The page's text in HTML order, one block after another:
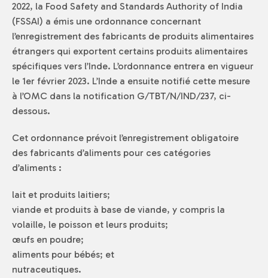
2022, la Food Safety and Standards Authority of India
(FSSAI) a émis une ordonnance concernant
l’enregistrement des fabricants de produits alimentaires
étrangers qui exportent certains produits alimentaires
spécifiques vers l’Inde. L’ordonnance entrera en vigueur
le 1er février 2023. L’Inde a ensuite notifié cette mesure
à l’OMC dans la notification G/TBT/N/IND/237, ci-
dessous.
Cet ordonnance prévoit l’enregistrement obligatoire
des fabricants d’aliments pour ces catégories
d’aliments :
lait et produits laitiers;
viande et produits à base de viande, y compris la
volaille, le poisson et leurs produits;
œufs en poudre;
aliments pour bébés; et
nutraceutiques.